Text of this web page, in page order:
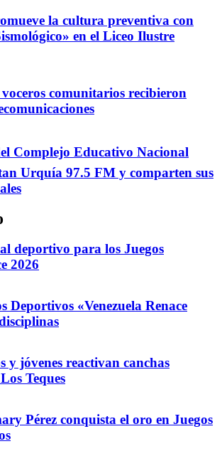
la cultura preventiva con
en el Liceo Ilustre
comunitarios recibieron
Complejo Educativo Nacional
Urquía 97.5 FM y comparten sus
deportivo para los Juegos
2026
Deportivos «Venezuela Renace
y jóvenes reactivan canchas
Teques
Pérez conquista el oro en Juegos